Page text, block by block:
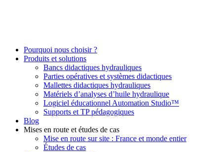
Pourquoi nous choisir ?
Produits et solutions
Bancs didactiques hydrauliques
Parties opératives et systèmes didactiques
Mallettes didactiques hydrauliques
Matériels d’analyses d’huile hydraulique
Logiciel éducationnel Automation Studio™
Supports et TP pédagogiques
Blog
Mises en route et études de cas
Mise en route sur site : France et monde entier
Études de cas